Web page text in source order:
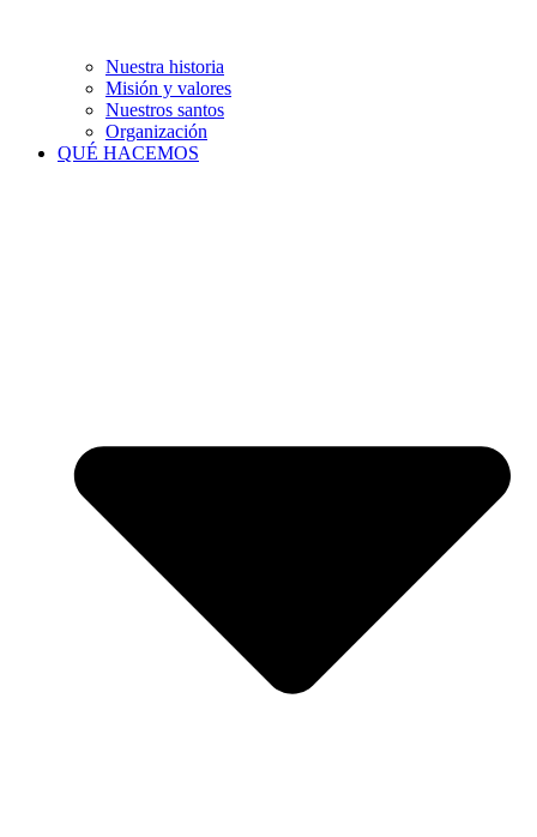
Nuestra historia
Misión y valores
Nuestros santos
Organización
QUÉ HACEMOS